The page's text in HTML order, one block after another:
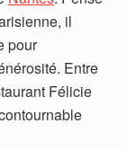
il
pour
Entre
Félicie